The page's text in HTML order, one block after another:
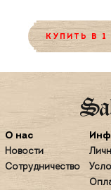
КУПИТЬ В 1
О нас
Новости
Сотрудничество